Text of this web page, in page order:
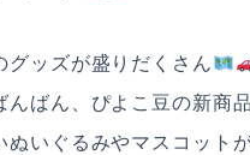
グッズが盛りだくさん
んばん、ぴよこ豆の新商
ぬいぐるみやマスコット